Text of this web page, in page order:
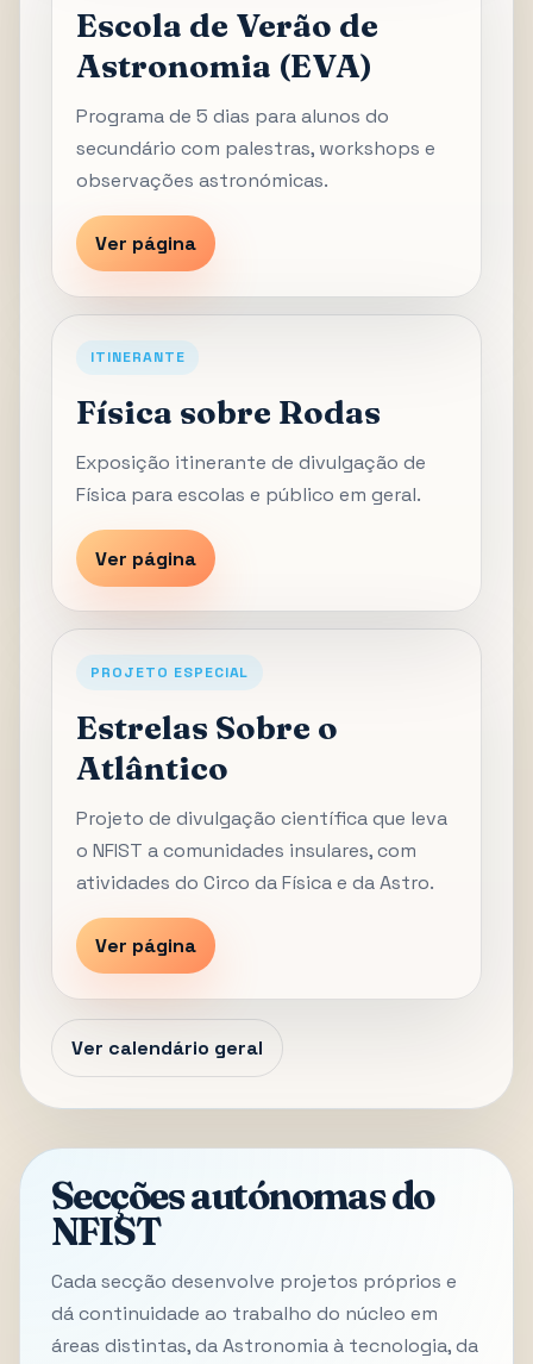
Escola de Verão de
Astronomia (EVA)
Programa de 5 dias para alunos do
secundário com palestras, workshops e
observações astronómicas.
Ver página
ITINERANTE
Física sobre Rodas
Exposição itinerante de divulgação de
Física para escolas e público em geral.
Ver página
PROJETO ESPECIAL
Estrelas Sobre o
Atlântico
Projeto de divulgação científica que leva
o NFIST a comunidades insulares, com
atividades do Circo da Física e da Astro.
Ver página
Ver calendário geral
Secções autónomas do
NFIST
Cada secção desenvolve projetos próprios e
dá continuidade ao trabalho do núcleo em
áreas distintas, da Astronomia à tecnologia, da